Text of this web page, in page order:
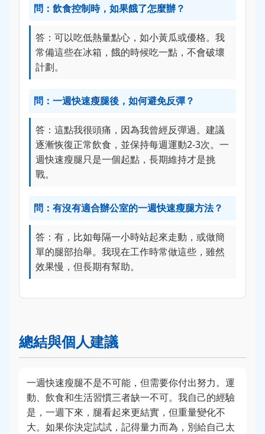
問：飲食控制時，如果餓了怎麼辦？
答：可以吃低熱量點心，如小黃瓜或優格。我
常備這些在冰箱，餓的時候吃一點，不會破壞
計劃。
問：一週快速瘦腿後，如何避免反彈？
答：這點我很頭痛，因為我曾經反彈過。建議
逐漸恢復正常飲食，並保持每週運動2-3次。一
週快速瘦腿只是一個起點，長期維持才是挑
戰。
問：有沒有適合辦公室的一週快速瘦腿方法？
答：有，比如每隔一小時站起來走動，或做簡
單的腿部抬舉。我現在工作時常做這些，雖然
效果慢，但長期有幫助。
總結與個人建議
一週快速瘦腿不是不可能，但需要你付出努力。運
動、飲食和生活習慣三者缺一不可。我自己的經驗
是，一週下來，腿看起來更結實，但重量變化不
大。如果你決定試試，記得量力而為，別給自己太